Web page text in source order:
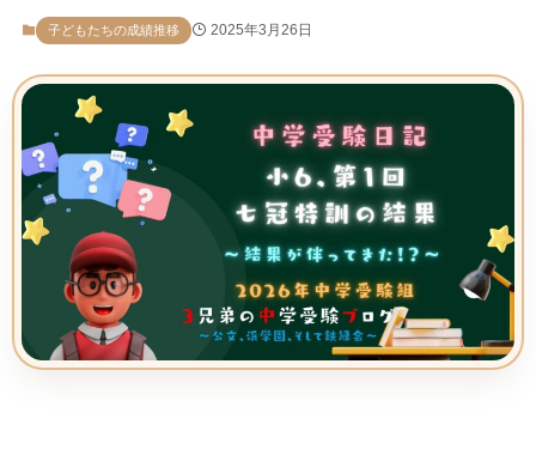
子どもたちの成績推移 2025年3月26日